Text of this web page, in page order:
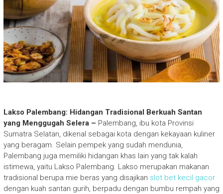
Lakso Palembang: Hidangan Tradisional Berkuah Santan
yang Menggugah Selera – Palembang, ibu kota Provinsi
Sumatra Selatan, dikenal sebagai kota dengan kekayaan kuliner
yang beragam. Selain pempek yang sudah mendunia,
Palembang juga memiliki hidangan khas lain yang tak kalah
istimewa, yaitu Lakso Palembang. Lakso merupakan makanan
tradisional berupa mie beras yang disajikan slot bet kecil gacor
dengan kuah santan gurih, berpadu dengan bumbu rempah yang